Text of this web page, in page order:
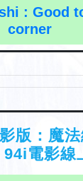
: Good
corner
版：魔
電影線